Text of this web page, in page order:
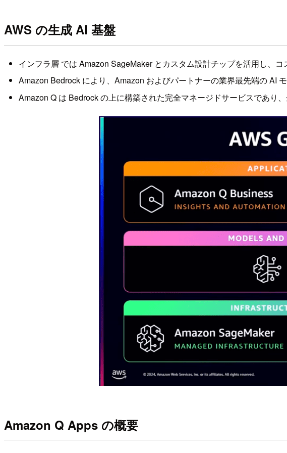
AWS の生成 AI 基盤
インフラ層 では Amazon SageMaker とカスタム設計チップを活用し、
Amazon Bedrock により、Amazon およびパートナーの業界最先端の AI
Amazon Q は Bedrock の上に構築された完全マネージドサービスであり
Amazon Q Apps の概要